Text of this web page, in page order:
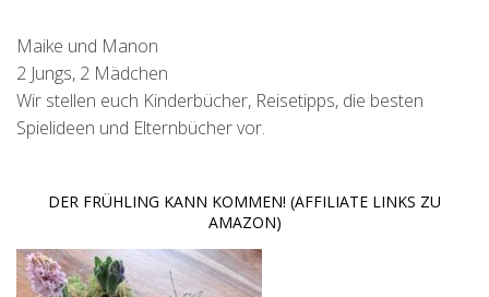
Maike und Manon
2 Jungs, 2 Mädchen
Wir stellen euch Kinderbücher, Reisetipps, die besten
Spielideen und Elternbücher vor.
DER FRÜHLING KANN KOMMEN! (AFFILIATE LINKS ZU
AMAZON)